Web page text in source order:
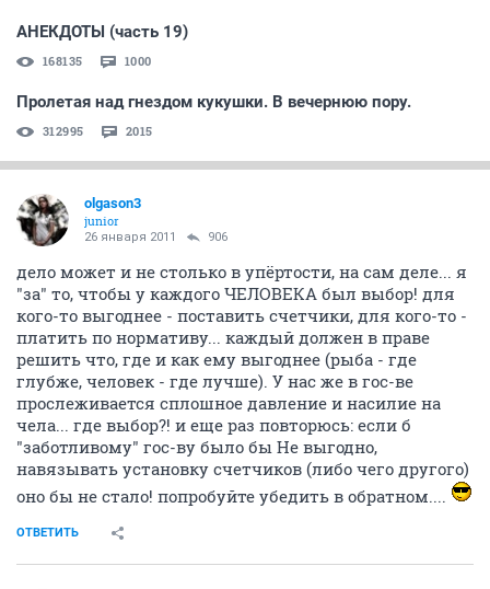
АНЕКДОТЫ (часть 19)
168135 1000
Пролетая над гнездом кукушки. В вечернюю пору.
312995 2015
olgason3
junior
26 января 2011 906
дело может и не столько в упёртости, на сам деле... я
"за" то, чтобы у каждого ЧЕЛОВЕКА был выбор! для
кого-то выгоднее - поставить счетчики, для кого-то -
платить по нормативу... каждый должен в праве
решить что, где и как ему выгоднее (рыба - где
глубже, человек - где лучше). У нас же в гос-ве
прослеживается сплошное давление и насилие на
чела... где выбор?! и еще раз повторюсь: если б
"заботливому" гос-ву было бы Не выгодно,
навязывать установку счетчиков (либо чего другого)
оно бы не стало! попробуйте убедить в обратном....
ОТВЕТИТЬ